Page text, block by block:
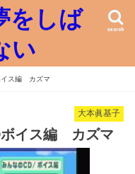
をしば
い
search
イス編 カズマ
大本眞基子
ボイス編 カズマ